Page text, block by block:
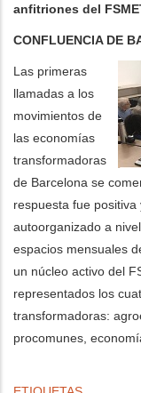
anfitriones del
CONFLUENCIA DE
Las primeras
llamadas a los
movimientos de
las economías
transformadoras
de Barcelona se
respuesta fue
autoorganizado a
espacios mensuales
un núcleo activo del
representados los
transformadoras:
procomunes,